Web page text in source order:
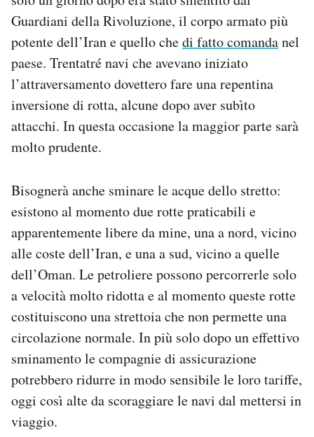
Guardiani della Rivoluzione, il corpo armato più
potente dell’Iran e quello chedi fatto comandanel
paese. Trentatré navi che avevano iniziato
l’attraversamento dovettero fare una repentina
inversione di rotta, alcune dopo aver subìto
attacchi. In questa occasione la maggior parte sarà
molto prudente.
Bisognerà anche sminare le acque dello stretto:
esistono al momento due rotte praticabili e
apparentemente libere da mine, una a nord, vicino
alle coste dell’Iran, e una a sud, vicino a quelle
dell’Oman. Le petroliere possono percorrerle solo
a velocità molto ridotta e al momento queste rotte
costituiscono una strettoia che non permette una
circolazione normale. In più solo dopo un effettivo
sminamento le compagnie di assicurazione
potrebbero ridurre in modo sensibile le loro tariffe,
oggi così alte da scoraggiare le navi dal mettersi in
viaggio.